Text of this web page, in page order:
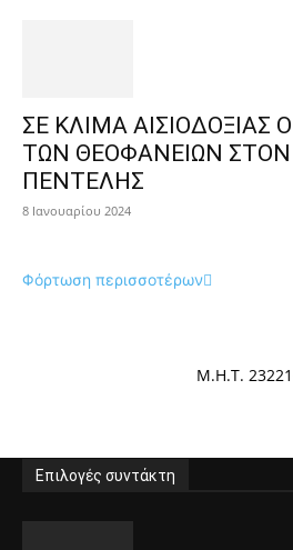
ΣΕ ΚΛΙΜΑ ΑΙΣΙΟΔΟΞΙΑΣ
ΤΩΝ ΘΕΟΦΑΝΕΙΩΝ
ΠΕΝΤΕΛΗΣ
8 Ιανουαρίου 2024
Φόρτωση περισσοτέρων
Μ.Η.Τ.
Επιλογές συντάκτη